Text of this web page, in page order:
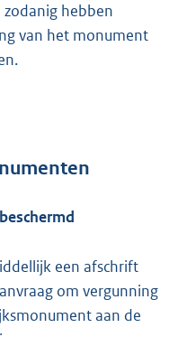
hebben
van het monument
een afschrift
om vergunning
aan de